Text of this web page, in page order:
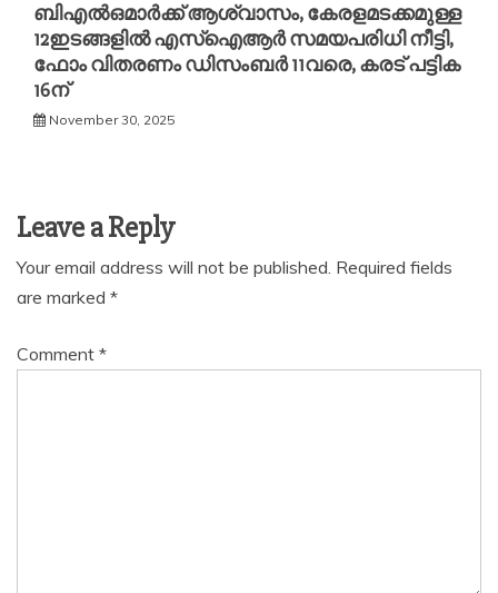
ബിഎൽഒമാര്‍ക്ക് ആശ്വാസം, കേരളമടക്കമുള്ള
12ഇടങ്ങളിൽ എസ്ഐആര്‍ സമയപരിധി നീട്ടി,
ഫോം വിതരണം ഡിസംബര്‍ 11വരെ, കരട് പട്ടിക
16ന്
November 30, 2025
Leave a Reply
Your email address will not be published. Required fields
are marked *
Comment *